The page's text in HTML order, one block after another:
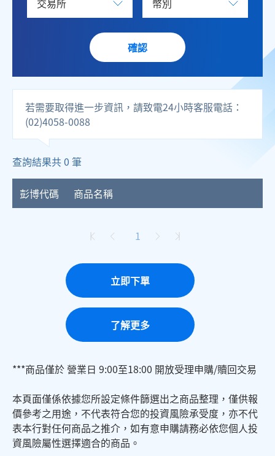
確認
若需要取得進一步資訊，請致電24小時客服電話：
(02)4058-0088
查詢結果共0 筆
彭博代碼 商品名稱
1
立即下單
了解更多
***商品僅於 營業日 9:00至18:00 開放受理申購/贖回交易
本頁面僅係依據您所設定條件篩選出之商品整理，僅供報
價參考之用途，不代表符合您的投資風險承受度，亦不代
表本行對任何商品之推介，如有意申購請務必依您個人投
資風險屬性選擇適合的商品。